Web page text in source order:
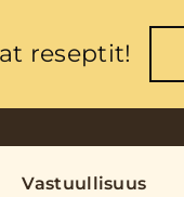
reseptit!
Vastuullisuus